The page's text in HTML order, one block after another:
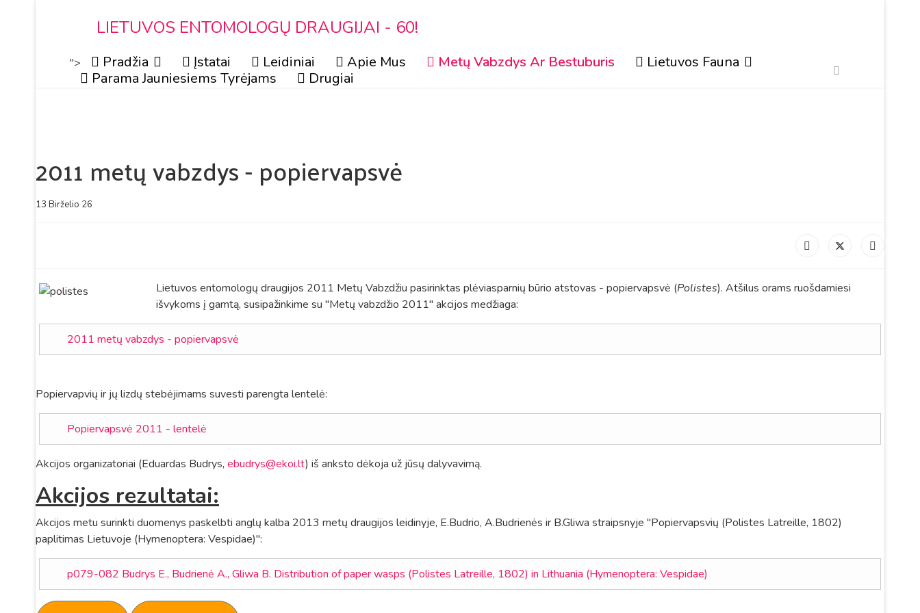
LIETUVOS ENTOMOLOGŲ DRAUGIJAI - 60!
"> Pradžia Įstatai Leidiniai Apie Mus Metų Vabzdys Ar Bestuburis
Lietuvos Fauna
Parama Jauniesiems Tyrėjams
Drugiai
2011 metų vabzdys - popiervapsvė
13 Birželio 26
Lietuvos entomologų draugijos 2011 Metų Vabzdžiu pasirinktas plėviasparnių būrio atstovas - popiervapsvė (Polistes). Atšilus orams ruošdamiesi
išvykoms į gamtą, susipažinkime su "Metų vabzdžio 2011" akcijos medžiaga:
2011 metų vabzdys - popiervapsvė
Popiervapvių ir jų lizdų stebėjimams suvesti parengta lentelė:
Popiervapsvė 2011 - lentelė
Akcijos organizatoriai (Eduardas Budrys, ebudrys@ekoi.lt) iš anksto dėkoja už jūsų dalyvavimą.
Akcijos rezultatai:
Akcijos metu surinkti duomenys paskelbti anglų kalba 2013 metų draugijos leidinyje, E.Budrio, A.Budrienės ir B.Gliwa straipsnyje "Popiervapsvių (Polistes Latreille, 1802)
paplitimas Lietuvoje (Hymenoptera: Vespidae)":
p079-082 Budrys E., Budrienė A., Gliwa B. Distribution of paper wasps (Polistes Latreille, 1802) in Lithuania (Hymenoptera: Vespidae)